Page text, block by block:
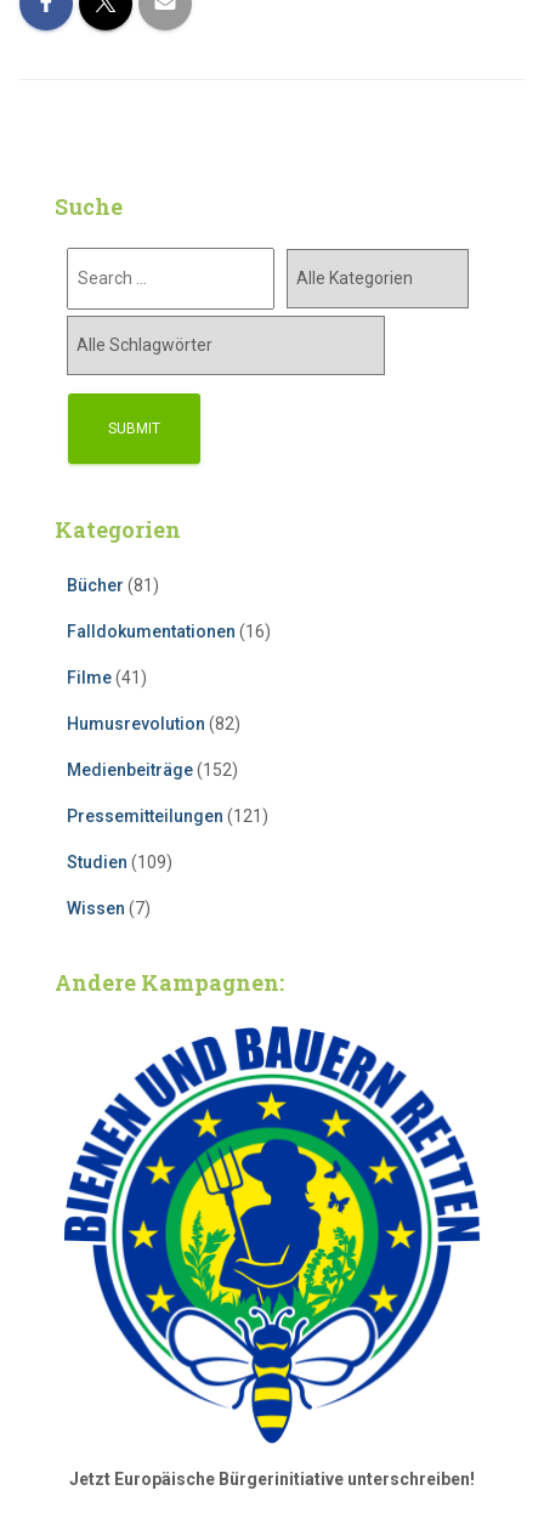
Suche
Kategorien
Bücher (81)
Falldokumentationen (16)
Filme(41)
Humusrevolution (82)
Medienbeiträge(152)
Pressemitteilungen (121)
Studien (109)
Wissen (7)
Andere Kampagnen:
Jetzt Europäische Bürgerinitiative unterschreiben!